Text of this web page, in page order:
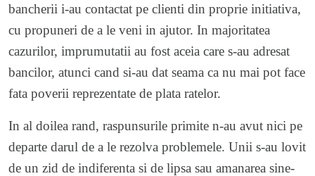
bancherii i-au contactat pe clienti din proprie initiativa,
cu propuneri de a le veni in ajutor. In majoritatea
cazurilor, imprumutatii au fost aceia care s-au adresat
bancilor, atunci cand si-au dat seama ca nu mai pot face
fata poverii reprezentate de plata ratelor.
In al doilea rand, raspunsurile primite n-au avut nici pe
departe darul de a le rezolva problemele. Unii s-au lovit
de un zid de indiferenta si de lipsa sau amanarea sine-